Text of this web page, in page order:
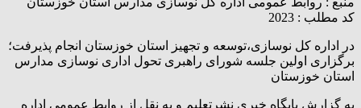
کد مطلب : 2023
در اداره کل نوسازی،توسعه و تجهیز استان خوزستان انجام پذیرفت؛
برگزاری اولین جلسه شورای راهبری تحول اداری نوسازی مدارس
استان خوزستان
به گزارش پایگاه خبری نشرتعلیم و به نقل از روابط عمومی اداره